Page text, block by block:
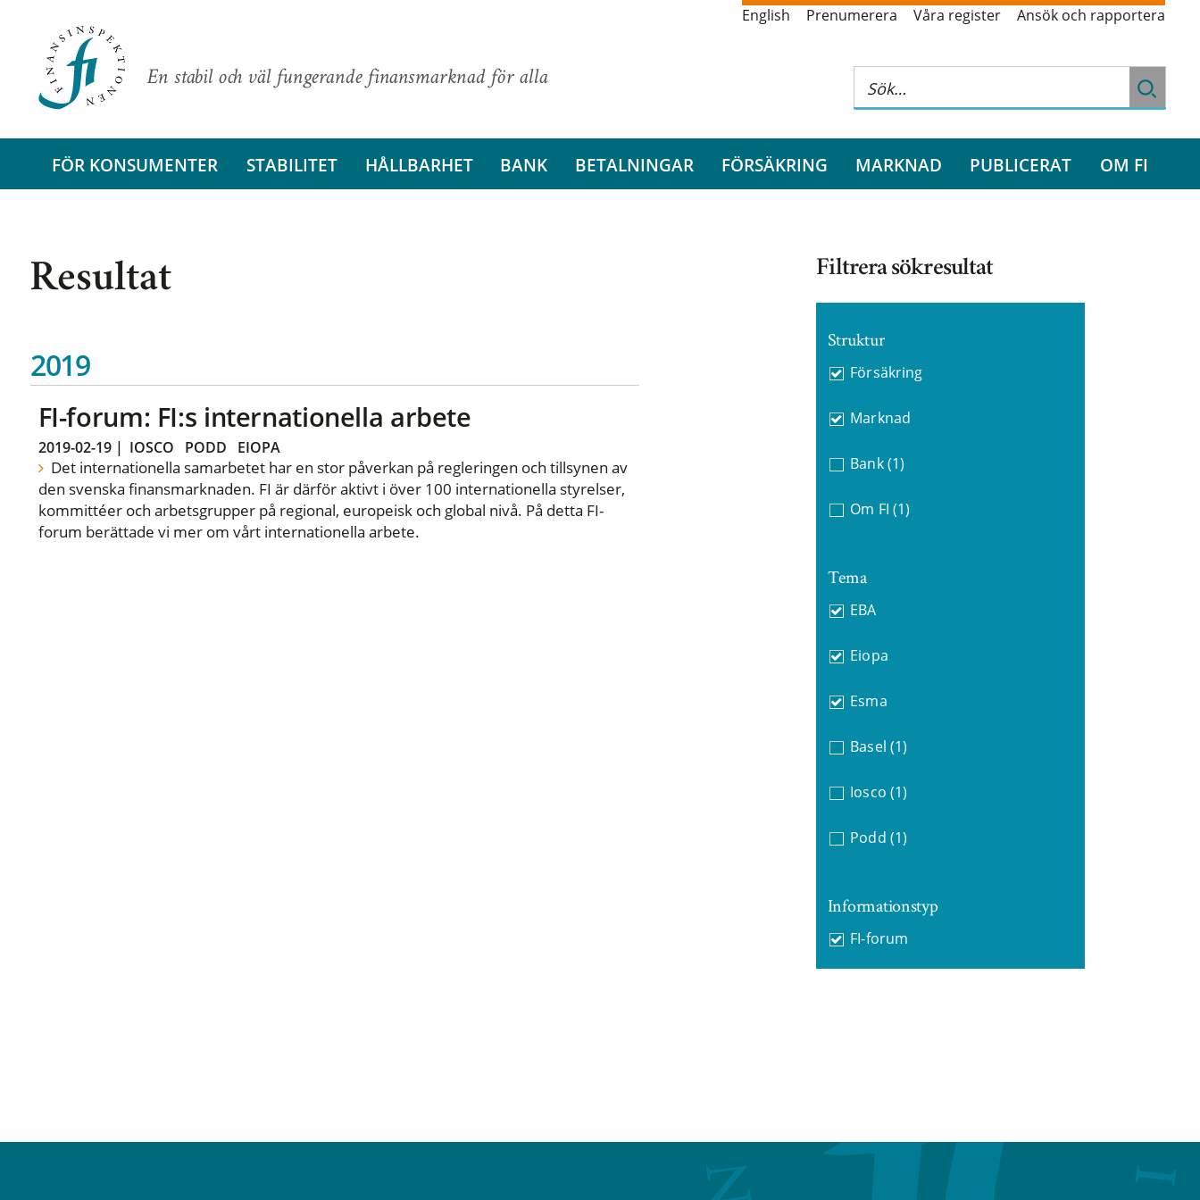
En stabil och väl fungerande finansmarknad för alla
English Prenumerera Våra register Ansök och rapportera
FÖR KONSUMENTER STABILITET HÅLLBARHET BANK BETALNINGAR FÖRSÄKRING MARKNAD PUBLICERAT OM FI
Resultat
2019
FI-forum: FI:s internationella arbete
2019-02-19| IOSCO PODD EIOPA
Det internationella samarbetet har en stor påverkan på regleringen och tillsynen av
den svenska finansmarknaden. FI är därför aktivt i över 100 internationella styrelser,
kommittéer och arbetsgrupper på regional, europeisk och global nivå. På detta FI-
forum berättade vi mer om vårt internationella arbete.
Filtrera sökresultat
Struktur
Försäkring
Marknad
Bank (1)
Om FI (1)
Tema
EBA
Eiopa
Esma
Basel (1)
Iosco (1)
Podd (1)
Informationstyp
FI-forum